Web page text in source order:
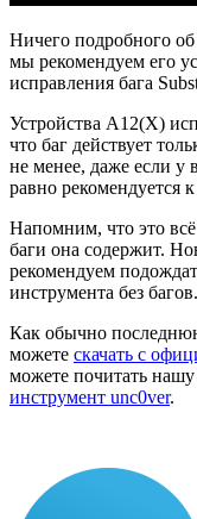
Ничего подробного
мы рекомендуем его
исправления бага
Устройства A12(X)
что баг действует
не менее, даже если у
равно рекомендуется
Напомним, что это
баги она содержит.
рекомендуем
инструмента без багов.
Как обычно
можете скачать с
можете почитать
инструмент unc0ver.